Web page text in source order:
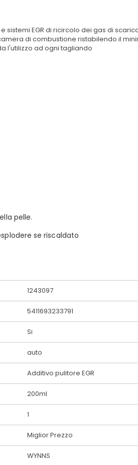
EGR di ricircolo dei gas di
di combustione ristabilendo il
l'utilizzo ad ogni tagliando
pelle.
se riscaldato
1243097
5411693233791
Si
auto
Additivo pulitore EGR
200ml
1
Miglior Prezzo
WYNNS